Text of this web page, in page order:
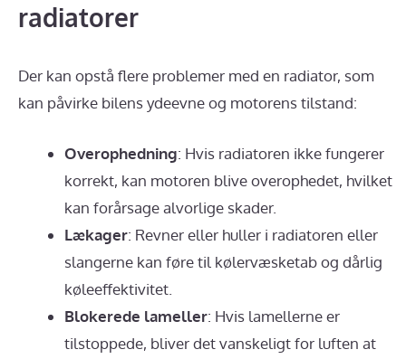
radiatorer
Der kan opstå flere problemer med en radiator, som
kan påvirke bilens ydeevne og motorens tilstand:
Overophedning: Hvis radiatoren ikke fungerer
korrekt, kan motoren blive overophedet, hvilket
kan forårsage alvorlige skader.
Lækager: Revner eller huller i radiatoren eller
slangerne kan føre til kølervæsketab og dårlig
køleeffektivitet.
Blokerede lameller: Hvis lamellerne er
tilstoppede, bliver det vanskeligt for luften at